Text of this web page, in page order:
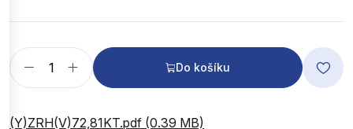
Do košíku
(Y)ZRH(V)72,81KT.pdf (0.39 MB)